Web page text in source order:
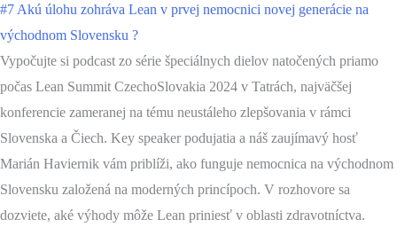
#7 Akú úlohu zohráva Lean v prvej nemocnici novej generácie na
východnom Slovensku ?
Vypočujte si podcast zo série špeciálnych dielov natočených priamo
počas Lean Summit CzechoSlovakia 2024 v Tatrách, najväčšej
konferencie zameranej na tému neustáleho zlepšovania v rámci
Slovenska a Čiech. Key speaker podujatia a náš zaujímavý hosť
Marián Haviernik vám priblíži, ako funguje nemocnica na východnom
Slovensku založená na moderných princípoch. V rozhovore sa
dozviete, aké výhody môže Lean priniesť v oblasti zdravotníctva.